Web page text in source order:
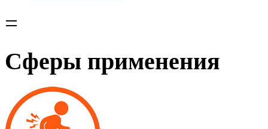
=
Сферы применения